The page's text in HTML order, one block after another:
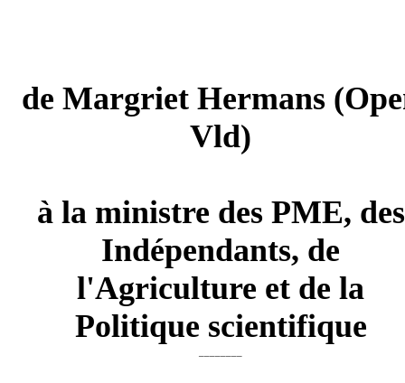
de Margriet Hermans
Vld)
à la ministre des PME, des
Indépendants, de
l'Agriculture et de la
Politique scientifique